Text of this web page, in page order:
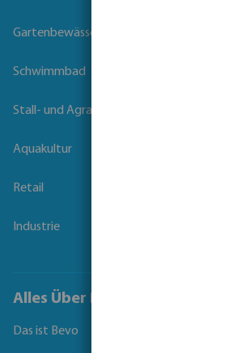
Gartenbewässerung
Schwimmbad
Stall- und Agrartechnik
Aquakultur
Retail
Industrie
Alles Über Bevo
Das ist Bevo